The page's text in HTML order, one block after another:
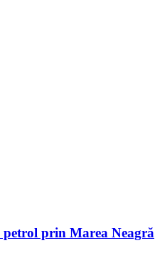
petrol prin Marea Neagră